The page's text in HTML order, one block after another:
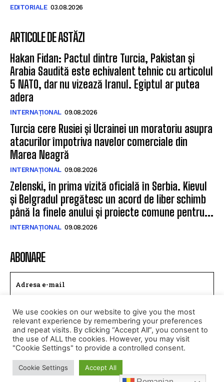
EDITORIALE 03.08.2026
ARTICOLE DE ASTĂZI
Hakan Fidan: Pactul dintre Turcia, Pakistan și
Arabia Saudită este echivalent tehnic cu articolul
5 NATO, dar nu vizează Iranul. Egiptul ar putea
adera
INTERNAȚIONAL 09.08.2026
Turcia cere Rusiei și Ucrainei un moratoriu asupra
atacurilor împotriva navelor comerciale din
Marea Neagră
INTERNAȚIONAL 09.08.2026
Zelenski, în prima vizită oficială în Serbia. Kievul
și Belgradul pregătesc un acord de liber schimb
până la finele anului și proiecte comune pentru...
INTERNAȚIONAL 09.08.2026
ABONARE
TRIMITE
Am citit si accept Politica de confidentialitate.
© Toate drepturile rezervate CALEAEUROPEANA.RO
We use cookies on our website to give you the most
relevant experience by remembering your preferences
and repeat visits. By clicking “Accept All”, you consent to
the use of ALL the cookies. However, you may visit
"Cookie Settings" to provide a controlled consent.
Cookie Settings Accept All